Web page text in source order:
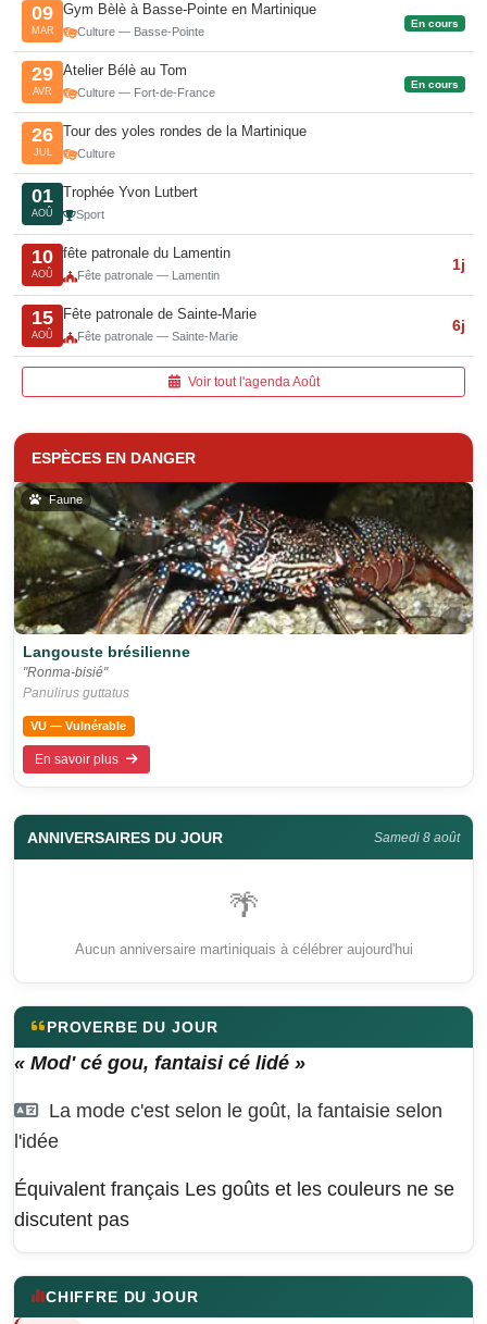
09
MAR
Gym Bèlè à Basse-Pointe en Martinique
Culture — Basse-Pointe
En cours
29
AVR
Atelier Bélè au Tom
Culture — Fort-de-France
En cours
26
JUL
Tour des yoles rondes de la Martinique
Culture
01
AOÛ
Trophée Yvon Lutbert
Sport
10
AOÛ
fête patronale du Lamentin
Fête patronale — Lamentin
1j
15
AOÛ
Fête patronale de Sainte-Marie
Fête patronale — Sainte-Marie
6j
Voir tout l'agenda Août
ESPÈCES EN DANGER
Faune
Langouste brésilienne
"Ronma-bisié"
Panulirus guttatus
VU — Vulnérable
En savoir plus
ANNIVERSAIRES DU JOUR Samedi 8 août
🌴
Aucun anniversaire martiniquais à célébrer aujourd'hui
PROVERBE DU JOUR
« Mod' cé gou, fantaisi cé lidé »
La mode c'est selon le goût, la fantaisie selon
l'idée
Équivalent français Les goûts et les couleurs ne se
discutent pas
CHIFFRE DU JOUR